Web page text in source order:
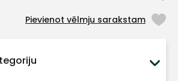
Pievienot vēlmju sarakstam